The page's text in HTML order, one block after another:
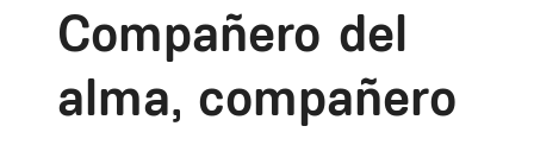
Compañero del
alma, compañero